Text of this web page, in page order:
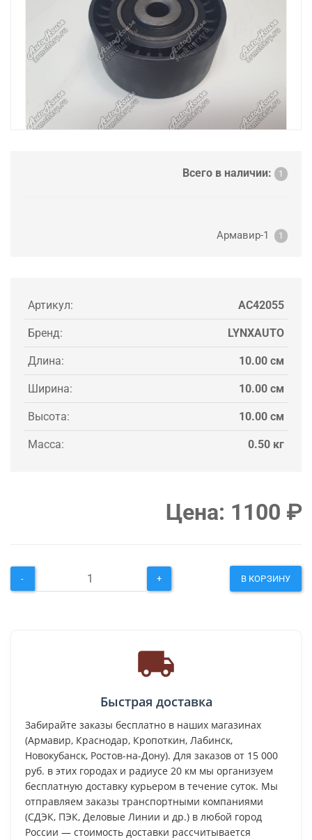
Всего в наличии: 1
Армавир-1 1
Артикул: AC42055
Бренд: LYNXAUTO
Длина: 10.00 см
Ширина: 10.00 см
Высота: 10.00 см
Масса: 0.50 кг
Цена: 1100 ₽
- + В КОРЗИНУ
Быстрая доставка
Забирайте заказы бесплатно в наших магазинах
(Армавир, Краснодар, Кропоткин, Лабинск,
Новокубанск, Ростов-на-Дону). Для заказов от 15 000
руб. в этих городах и радиусе 20 км мы организуем
бесплатную доставку курьером в течение суток. Мы
отправляем заказы транспортными компаниями
(СДЭК, ПЭК, Деловые Линии и др.) в любой город
России — стоимость доставки рассчитывается